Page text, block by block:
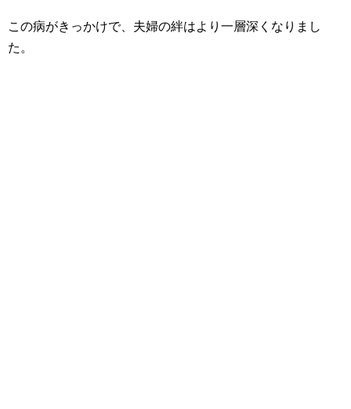
この病がきっかけで、夫婦の絆はより一層深くなりまし
た。